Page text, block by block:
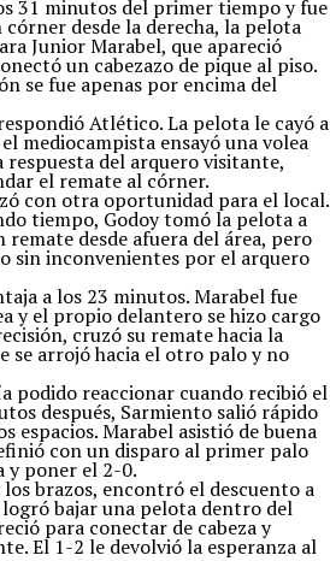
31 minutos del primer tiempo y fue
desde la derecha, la pelota
Junior Marabel, que apareció
un cabezazo de pique al piso.
se fue apenas por encima del
Atlético. La pelota le cayó a
mediocampista ensayó una volea
respuesta del arquero visitante,
el remate al córner.
con otra oportunidad para el local.
tiempo, Godoy tomó la pelota a
desde afuera del área, pero
sin inconvenientes por el arquero
a los 23 minutos. Marabel fue
y el propio delantero se hizo cargo
cruzó su remate hacia la
se arrojó hacia el otro palo y no
podido reaccionar cuando recibió el
después, Sarmiento salió rápido
espacios. Marabel asistió de buena
con un disparo al primer palo
y poner el 2-0.
los brazos, encontró el descuento a
bajar una pelota dentro del
para conectar de cabeza y
El 1-2 le devolvió la esperanza al